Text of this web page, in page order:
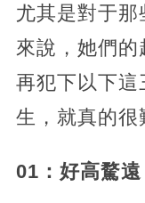
尤其是對于
來說，她們
再犯下以下這
生，就真的很
01：好高騖